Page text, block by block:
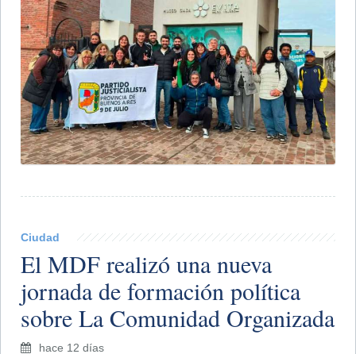
Ciudad
El MDF realizó una nueva
jornada de formación política
sobre La Comunidad Organizada
hace 12 días